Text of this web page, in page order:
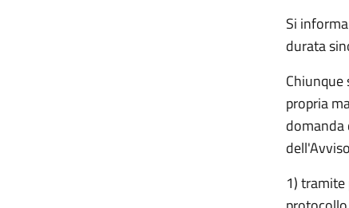
Si
durata
Chiunque
propria
domanda
1) tramite